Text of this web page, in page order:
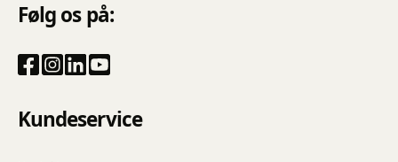
Følg os på:
Kundeservice